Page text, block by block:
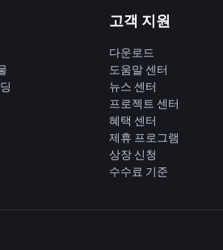
고객 지원
다운로드
도움말 센터
뉴스 센터
프로젝트 센터
혜택 센터
제휴 프로그램
상장 신청
수수료 기준